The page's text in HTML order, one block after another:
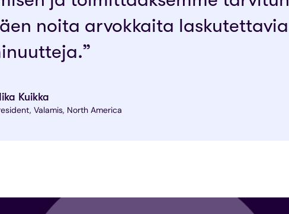
noita arvokkaita laskutettavia
Kuikka
Valamis, North America